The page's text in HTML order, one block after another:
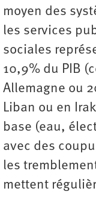
moyen des
les services
sociales
10,9% du PIB
Allemagne ou
Liban ou en
base (eau,
avec des
les
mettent